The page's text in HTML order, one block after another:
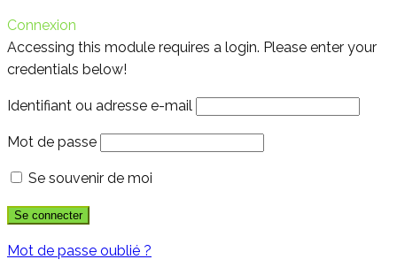
Connexion
Accessing this module requires a login. Please enter your
credentials below!
Identifiant ou adresse e-mail
Mot de passe
Se souvenir de moi
Mot de passe oublié ?